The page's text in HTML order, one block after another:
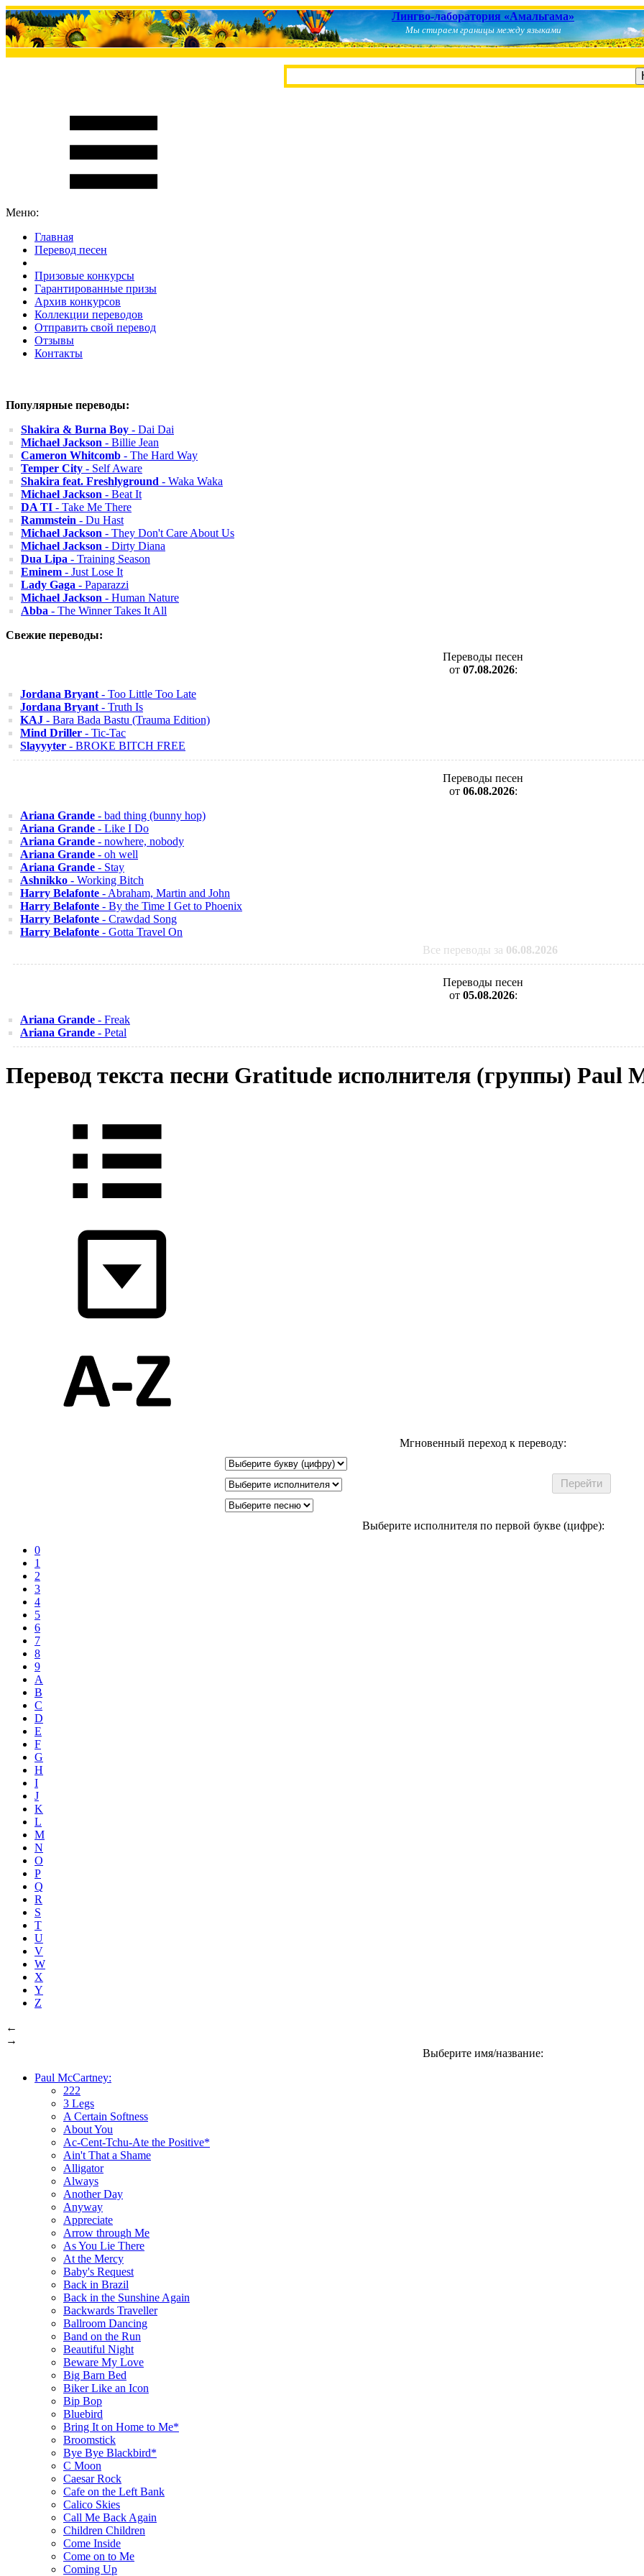
Лингво-лаборатория «Амальгама»
Мы стираем границы между языками
Меню:
Главная
Перевод песен
Призовые конкурсы
Гарантированные призы
Архив конкурсов
Коллекции переводов
Отправить свой перевод
Отзывы
Контакты
Популярные переводы:
Shakira & Burna Boy - Dai Dai
Michael Jackson - Billie Jean
Cameron Whitcomb - The Hard Way
Temper City - Self Aware
Shakira feat. Freshlyground - Waka Waka
Michael Jackson - Beat It
DA TI - Take Me There
Rammstein - Du Hast
Michael Jackson - They Don't Care About Us
Michael Jackson - Dirty Diana
Dua Lipa - Training Season
Eminem - Just Lose It
Lady Gaga - Paparazzi
Michael Jackson - Human Nature
Abba - The Winner Takes It All
Свежие переводы:
Переводы песен
от 07.08.2026:
Jordana Bryant - Too Little Too Late
Jordana Bryant - Truth Is
KAJ - Bara Bada Bastu (Trauma Edition)
Mind Driller - Tic-Tac
Slayyyter - BROKE BITCH FREE
Переводы песен
от 06.08.2026:
Ariana Grande - bad thing (bunny hop)
Ariana Grande - Like I Do
Ariana Grande - nowhere, nobody
Ariana Grande - oh well
Ariana Grande - Stay
Ashnikko - Working Bitch
Harry Belafonte - Abraham, Martin and John
Harry Belafonte - By the Time I Get to Phoenix
Harry Belafonte - Crawdad Song
Harry Belafonte - Gotta Travel On
Все переводы за 06.08.2026
Переводы песен
от 05.08.2026:
Ariana Grande - Freak
Ariana Grande - Petal
Перевод текста песни Gratitude исполнителя (группы) Paul
Мгновенный переход к переводу:
Выберите исполнителя по первой букве (цифре):
0
1
2
3
4
5
6
7
8
9
A
B
C
D
E
F
G
H
I
J
K
L
M
N
O
P
Q
R
S
T
U
V
W
X
Y
Z
←
→
Выберите имя/название:
Paul McCartney:
222
3 Legs
A Certain Softness
About You
Ac-Cent-Tchu-Ate the Positive*
Ain't That a Shame
Alligator
Always
Another Day
Anyway
Appreciate
Arrow through Me
As You Lie There
At the Mercy
Baby's Request
Back in Brazil
Back in the Sunshine Again
Backwards Traveller
Ballroom Dancing
Band on the Run
Beautiful Night
Beware My Love
Big Barn Bed
Biker Like an Icon
Bip Bop
Bluebird
Bring It on Home to Me*
Broomstick
Bye Bye Blackbird*
C Moon
Caesar Rock
Cafe on the Left Bank
Calico Skies
Call Me Back Again
Children Children
Come Inside
Come on to Me
Coming Up